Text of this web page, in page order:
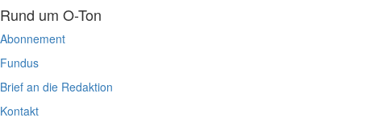
Rund um O-Ton
Abonnement
Fundus
Brief an die Redaktion
Kontakt